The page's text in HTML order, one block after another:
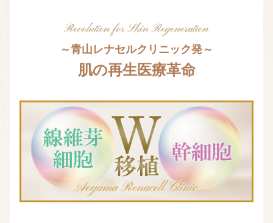
～青山レナセルクリニック発～
肌の再生医療革命